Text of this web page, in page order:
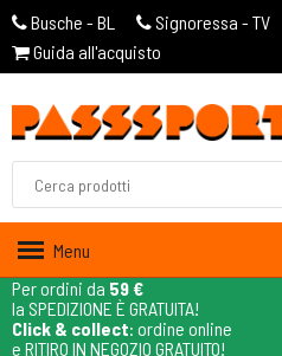
Busche - BL Signoressa - TV
Guida all'acquisto
Menu
Per ordini da 59 €
la SPEDIZIONE È GRATUITA!
Click & collect: ordine online
e RITIRO IN NEGOZIO GRATUITO!